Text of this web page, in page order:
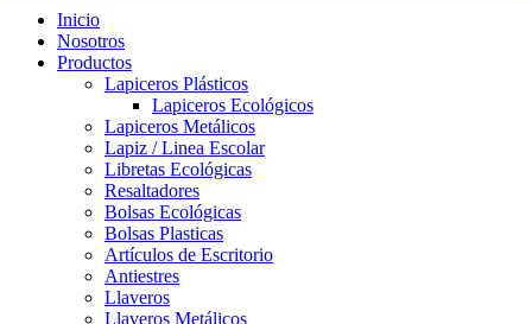
Inicio
Nosotros
Productos
Lapiceros Plásticos
Lapiceros Ecológicos
Lapiceros Metálicos
Lapiz / Linea Escolar
Libretas Ecológicas
Resaltadores
Bolsas Ecológicas
Bolsas Plasticas
Artículos de Escritorio
Antiestres
Llaveros
Llaveros Metálicos